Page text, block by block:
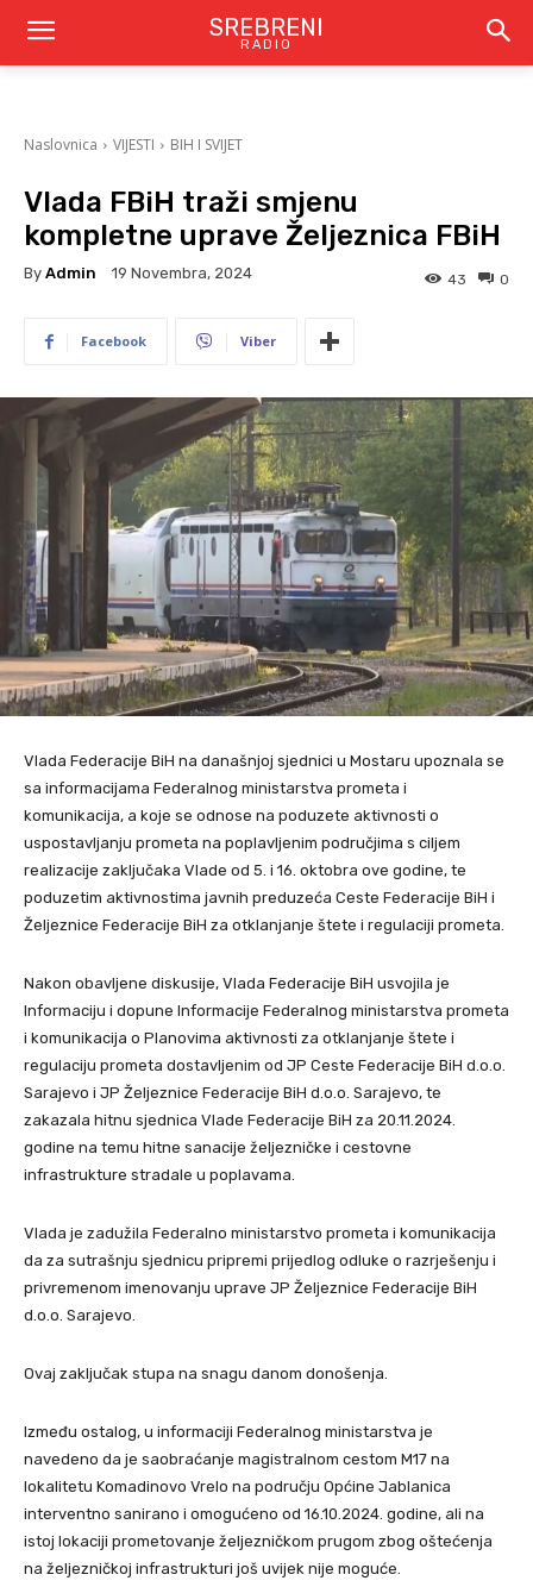
SREBRENI
RADIO
Naslovnica VIJESTI BIH I SVIJET
Vlada FBiH traži smjenu
kompletne uprave Željeznica FBiH
By Admin 19 Novembra, 2024 0
43
Facebook Viber
Vlada Federacije BiH na današnjoj sjednici u Mostaru upoznala se
sa informacijama Federalnog ministarstva prometa i
komunikacija, a koje se odnose na poduzete aktivnosti o
uspostavljanju prometa na poplavljenim područjima s ciljem
realizacije zaključaka Vlade od 5. i 16. oktobra ove godine, te
poduzetim aktivnostima javnih preduzeća Ceste Federacije BiH i
Željeznice Federacije BiH za otklanjanje štete i regulaciji prometa.
Nakon obavljene diskusije, Vlada Federacije BiH usvojila je
Informaciju i dopune Informacije Federalnog ministarstva prometa
i komunikacija o Planovima aktivnosti za otklanjanje štete i
regulaciju prometa dostavljenim od JP Ceste Federacije BiH d.o.o.
Sarajevo i JP Željeznice Federacije BiH d.o.o. Sarajevo, te
zakazala hitnu sjednica Vlade Federacije BiH za 20.11.2024.
godine na temu hitne sanacije željezničke i cestovne
infrastrukture stradale u poplavama.
Vlada je zadužila Federalno ministarstvo prometa i komunikacija
da za sutrašnju sjednicu pripremi prijedlog odluke o razrješenju i
privremenom imenovanju uprave JP Željeznice Federacije BiH
d.o.o. Sarajevo.
Ovaj zaključak stupa na snagu danom donošenja.
Između ostalog, u informaciji Federalnog ministarstva je
navedeno da je saobraćanje magistralnom cestom M17 na
lokalitetu Komadinovo Vrelo na području Općine Jablanica
interventno sanirano i omogućeno od 16.10.2024. godine, ali na
istoj lokaciji prometovanje željezničkom prugom zbog oštećenja
na željezničkoj infrastrukturi još uvijek nije moguće.